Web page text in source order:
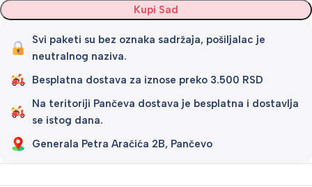
Kupi Sad
Svi paketi su bez oznaka sadržaja, pošiljalac je
neutralnog naziva.
Besplatna dostava za iznose preko 3.500 RSD
Na teritoriji Pančeva dostava je besplatna i dostavlja
se istog dana.
Generala Petra Aračića 2B, Pančevo